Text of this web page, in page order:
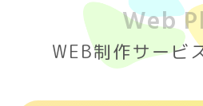
Web
WEB制作サービ